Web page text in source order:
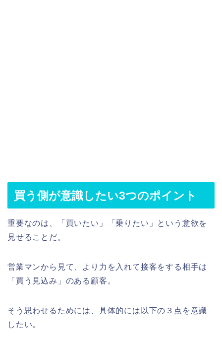
買う側が意識したい3つのポイント
重要なのは、「買いたい」「乗りたい」という意欲を
見せることだ。
営業マンから見て、より力を入れて接客をする相手は
「買う見込み」のある顧客。
そう思わせるためには、具体的には以下の３点を意識
したい。